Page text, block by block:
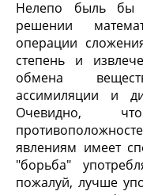
Нелепо быль бы
решении
операции
степень и
обмена
ассимиляции и
Очевидно,
явлениям имеет
"борьба"
пожалуй, лучше